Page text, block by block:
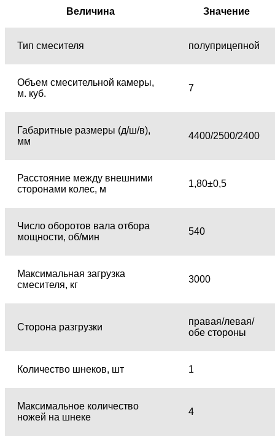
Величина Значение
Тип смесителя полуприцепной
Объем смесительной камеры,
м. куб.
7
Габаритные размеры (д/ш/в),
мм
4400/2500/2400
Расстояние между внешними
сторонами колес, м
1,80±0,5
Число оборотов вала отбора
мощности, об/мин
540
Максимальная загрузка
смесителя, кг
3000
Сторона разгрузки
правая/левая/
обе стороны
Количество шнеков, шт 1
Максимальное количество
ножей на шнеке
4